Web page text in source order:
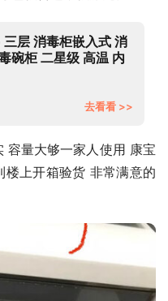
层 消毒柜嵌入式 消
碗柜 二星级 高温 内
去看看 >>
容量大够一家人使用 康宝
楼上开箱验货 非常满意的